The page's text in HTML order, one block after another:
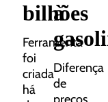
bilhões
Ferramenta
foi
criada
há
à
Diferença
de